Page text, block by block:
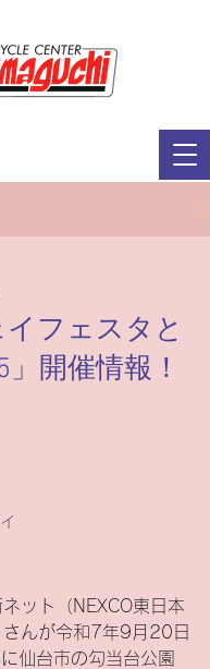
イフェスタと
開催情報！
ット（NEXCO東日本
さんが令和7年9月20日
仙台市の勾当台公園